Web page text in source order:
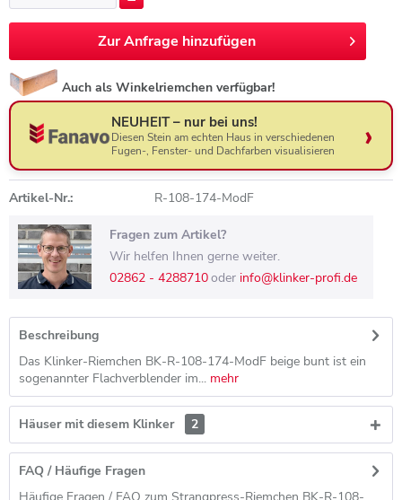
ZurAnfrage hinzufügen
Auch als Winkelriemchen verfügbar!
NEUHEIT – nur bei uns!
Diesen Stein am echten Haus in verschiedenen
Fugen-, Fenster- und Dachfarben visualisieren
Artikel-Nr.: R-108-174-ModF
Fragen zum Artikel?
Wir helfen Ihnen gerne weiter.
02862 - 4288710oder info@klinker-profi.de
Beschreibung
Das Klinker-Riemchen BK-R-108-174-ModF beige bunt ist ein
sogenannter Flachverblender im... mehr
Häuser mit diesem Klinker 2
FAQ / Häufige Fragen